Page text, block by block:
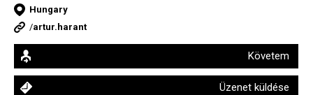
Hungary
/artur.harant
Követem
Üzenet küldése